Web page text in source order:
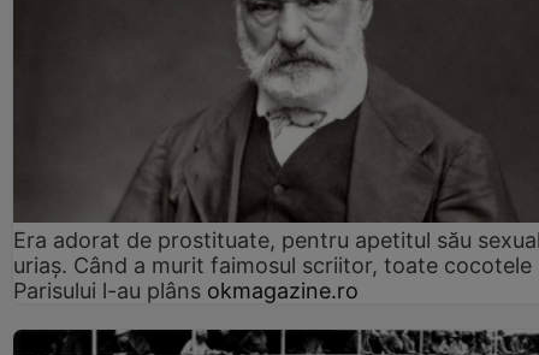
Era adorat de prostituate, pentru apetitul său
uriaș. Când a murit faimosul scriitor, toate cocotele
Parisului l-au plâns okmagazine.ro